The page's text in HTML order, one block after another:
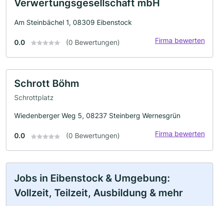
Verwertungsgesellschaft mbH
Am Steinbächel 1, 08309 Eibenstock
0.0 (0 Bewertungen) Firma bewerten
Schrott Böhm
Schrottplatz
Wiedenberger Weg 5, 08237 Steinberg Wernesgrün
0.0 (0 Bewertungen) Firma bewerten
Jobs in Eibenstock & Umgebung:
Vollzeit, Teilzeit, Ausbildung & mehr